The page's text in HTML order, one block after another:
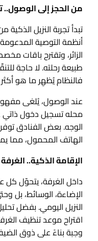
من الحجز إلى
تبدأ تجربة النزيل
أنظمة التوصية
الزائر، وتقترح باقات
طبيعة رحلته. لا حاجة
فالنظام يُظهِر ما هو
عند الوصول، يُلغى
محله تسجيل دخول ذاتي
الوجه. بعض الفنادق
الهاتف المحمول، مما
الإقامة الذكية..
داخل الغرفة، يتحوّل كل
الإضاءة، الوسائط، بل
النزيل اليومي. بفضل
اقتراح موعد تنظيف
وجبة بناءً على ذوق